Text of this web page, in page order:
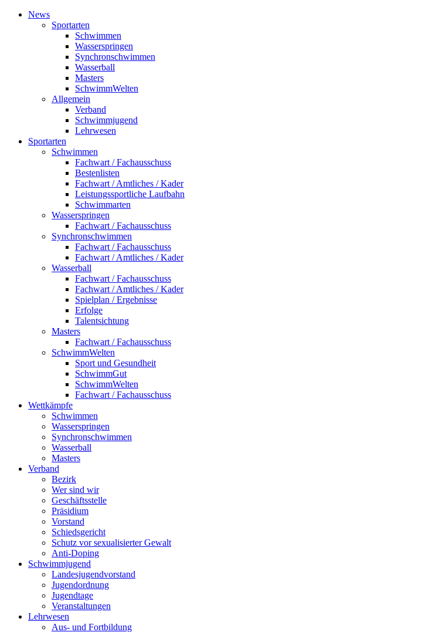
News
Sportarten
Schwimmen
Wasserspringen
Synchronschwimmen
Wasserball
Masters
SchwimmWelten
Allgemein
Verband
Schwimmjugend
Lehrwesen
Sportarten
Schwimmen
Fachwart / Fachausschuss
Bestenlisten
Fachwart / Amtliches / Kader
Leistungssportliche Laufbahn
Schwimmarten
Wasserspringen
Fachwart / Fachausschuss
Synchronschwimmen
Fachwart / Fachausschuss
Fachwart / Amtliches / Kader
Wasserball
Fachwart / Fachausschuss
Fachwart / Amtliches / Kader
Spielplan / Ergebnisse
Erfolge
Talentsichtung
Masters
Fachwart / Fachausschuss
SchwimmWelten
Sport und Gesundheit
SchwimmGut
SchwimmWelten
Fachwart / Fachausschuss
Wettkämpfe
Schwimmen
Wasserspringen
Synchronschwimmen
Wasserball
Masters
Verband
Bezirk
Wer sind wir
Geschäftsstelle
Präsidium
Vorstand
Schiedsgericht
Schutz vor sexualisierter Gewalt
Anti-Doping
Schwimmjugend
Landesjugendvorstand
Jugendordnung
Jugendtage
Veranstaltungen
Lehrwesen
Aus- und Fortbildung